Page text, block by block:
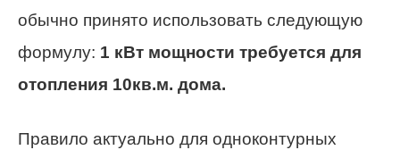
обычно принято использовать следующую
формулу: 1 кВт мощности требуется для
отопления 10кв.м. дома.
Правило актуально для одноконтурных